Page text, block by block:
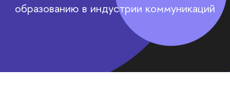
образованию в индустрии коммуникаций